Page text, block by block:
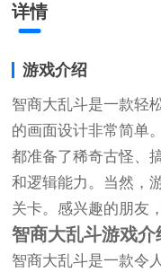
详情
游戏介绍
智商大乱斗是一款轻
的画面设计非常简单
都准备了稀奇古怪、
和逻辑能力。当然，
关卡。感兴趣的朋友
智商大乱斗游戏介
智商大乱斗是一款令